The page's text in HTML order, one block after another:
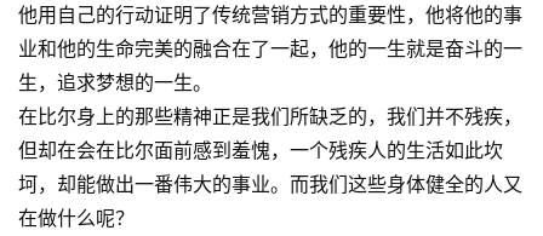
原
创
专
栏
行
业
他用自己的行动证明了传统营销方式的重要性，他将他的事
业和他的生命完美的融合在了一起，他的一生就是奋斗的一
生，追求梦想的一生。
在比尔身上的那些精神正是我们所缺乏的，我们并不残疾，
但却在会在比尔面前感到羞愧，一个残疾人的生活如此坎
坷，却能做出一番伟大的事业。而我们这些身体健全的人又
在做什么呢？